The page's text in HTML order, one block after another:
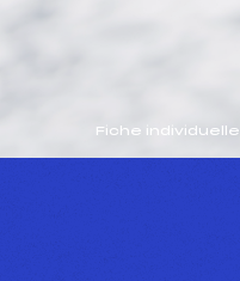
Fiche individuelle